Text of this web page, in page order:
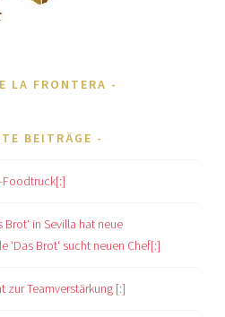
LA FRONTERA
BEITRÄGE
Foodtruck[:]
in Sevilla hat neue
‘Das Brot‘ sucht neuen Chef[:]
zur Teamverstärkung [:]